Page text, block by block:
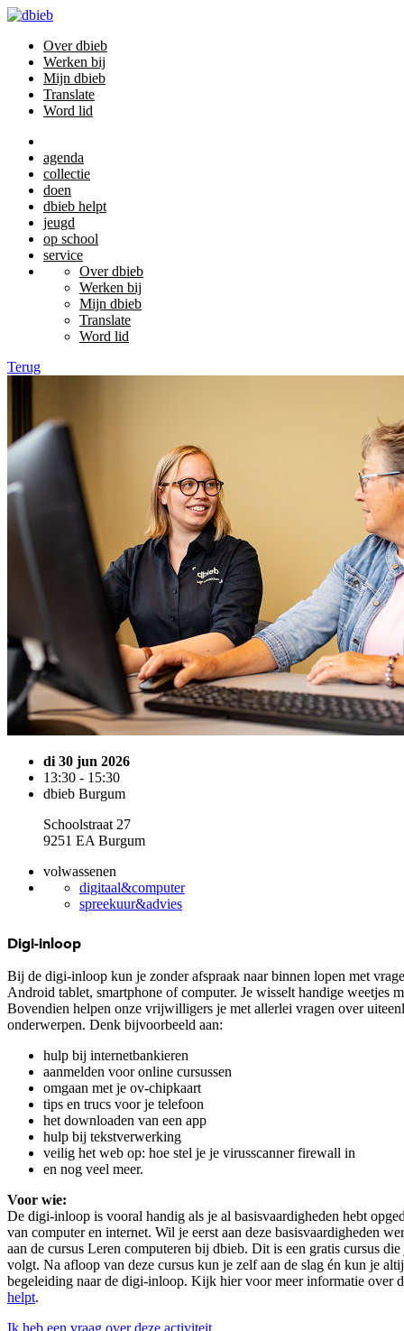
Over dbieb
Werken bij
Mijn dbieb
Translate
Word lid
agenda
collectie
doen
dbieb helpt
jeugd
op school
service
Over dbieb
Werken bij
Mijn dbieb
Translate
Word lid
Terug
di 30 jun 2026
13:30 - 15:30
dbieb Burgum
Schoolstraat 27
9251 EA Burgum
volwassenen
digitaal&computer
spreekuur&advies
Digi-inloop
Bij de digi-inloop kun je zonder afspraak naar binnen lopen met
Android tablet, smartphone of computer. Je wisselt handige weetjes
Bovendien helpen onze vrijwilligers je met allerlei vragen over
onderwerpen. Denk bijvoorbeeld aan:
hulp bij internetbankieren
aanmelden voor online cursussen
omgaan met je ov-chipkaart
tips en trucs voor je telefoon
het downloaden van een app
hulp bij tekstverwerking
veilig het web op: hoe stel je je virusscanner firewall in
en nog veel meer.
Voor wie:
De digi-inloop is vooral handig als je al basisvaardigheden hebt
van computer en internet. Wil je eerst aan deze basisvaardigheden
aan de cursus Leren computeren bij dbieb. Dit is een gratis cursus
volgt. Na afloop van deze cursus kun je zelf aan de slag én kun je
begeleiding naar de digi-inloop. Kijk hier voor meer informatie over
helpt.
Ik heb een vraag over deze activiteit